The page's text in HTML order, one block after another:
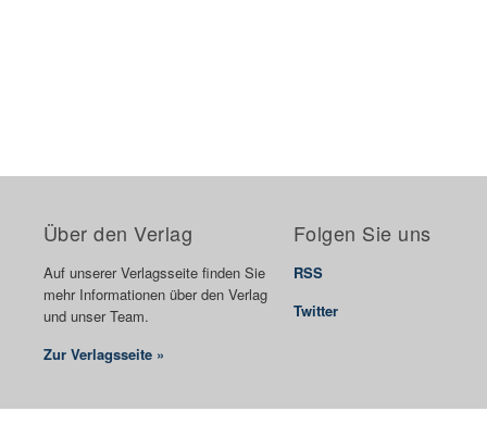
Über den Verlag
Auf unserer Verlagsseite finden Sie
mehr Informationen über den Verlag
und unser Team.
Zur Verlagsseite »
Folgen Sie uns
RSS
Twitter